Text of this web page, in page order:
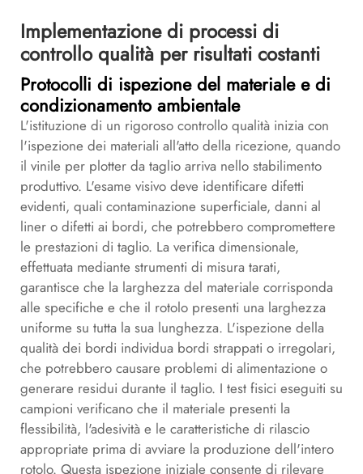
Implementazione di processi di
controllo qualità per risultati costanti
Protocolli di ispezione del materiale e di
condizionamento ambientale
L'istituzione di un rigoroso controllo qualità inizia con
l'ispezione dei materiali all'atto della ricezione, quando
il vinile per plotter da taglio arriva nello stabilimento
produttivo. L'esame visivo deve identificare difetti
evidenti, quali contaminazione superficiale, danni al
liner o difetti ai bordi, che potrebbero compromettere
le prestazioni di taglio. La verifica dimensionale,
effettuata mediante strumenti di misura tarati,
garantisce che la larghezza del materiale corrisponda
alle specifiche e che il rotolo presenti una larghezza
uniforme su tutta la sua lunghezza. L'ispezione della
qualità dei bordi individua bordi strappati o irregolari,
che potrebbero causare problemi di alimentazione o
generare residui durante il taglio. I test fisici eseguiti su
campioni verificano che il materiale presenti la
flessibilità, l'adesività e le caratteristiche di rilascio
appropriate prima di avviare la produzione dell'intero
rotolo. Questa ispezione iniziale consente di rilevare